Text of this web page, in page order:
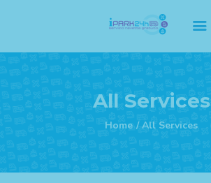
All Services
Home All Services
Home Principale
Servizi
Listino Prezzi
Abbonamenti
F.A.Q